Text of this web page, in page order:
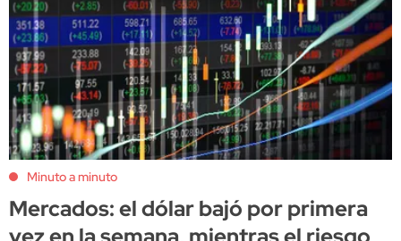
Minuto a minuto
Mercados: el dólar bajó por primera